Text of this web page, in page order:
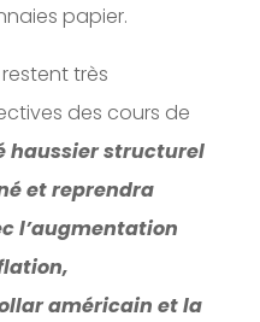
papier.
très
des cours de
haussier structurel
et reprendra
l’augmentation
américain et la